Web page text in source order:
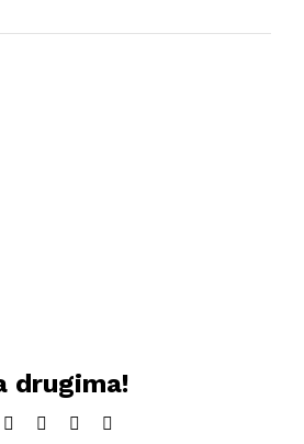
drugima!
Facebook
TwitterLinkedIn